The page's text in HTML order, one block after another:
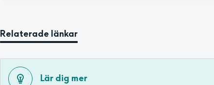
Relaterade länkar
Lär dig mer